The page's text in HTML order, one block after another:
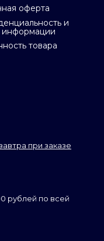
оферта
и
информации
товара
при заказе
рублей по всей